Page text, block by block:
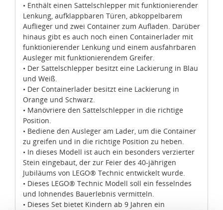
• Enthält einen Sattelschlepper mit funktionierender
Lenkung, aufklappbaren Türen, abkoppelbarem
Auflieger und zwei Container zum Aufladen. Darüber
hinaus gibt es auch noch einen Containerlader mit
funktionierender Lenkung und einem ausfahrbaren
Ausleger mit funktionierendem Greifer.
• Der Sattelschlepper besitzt eine Lackierung in Blau
und Weiß.
• Der Containerlader besitzt eine Lackierung in
Orange und Schwarz.
• Manövriere den Sattelschlepper in die richtige
Position.
• Bediene den Ausleger am Lader, um die Container
zu greifen und in die richtige Position zu heben.
• In dieses Modell ist auch ein besonders verzierter
Stein eingebaut, der zur Feier des 40-jährigen
Jubiläums von LEGO® Technic entwickelt wurde.
• Dieses LEGO® Technic Modell soll ein fesselndes
und lohnendes Bauerlebnis vermitteln.
• Dieses Set bietet Kindern ab 9 Jahren ein